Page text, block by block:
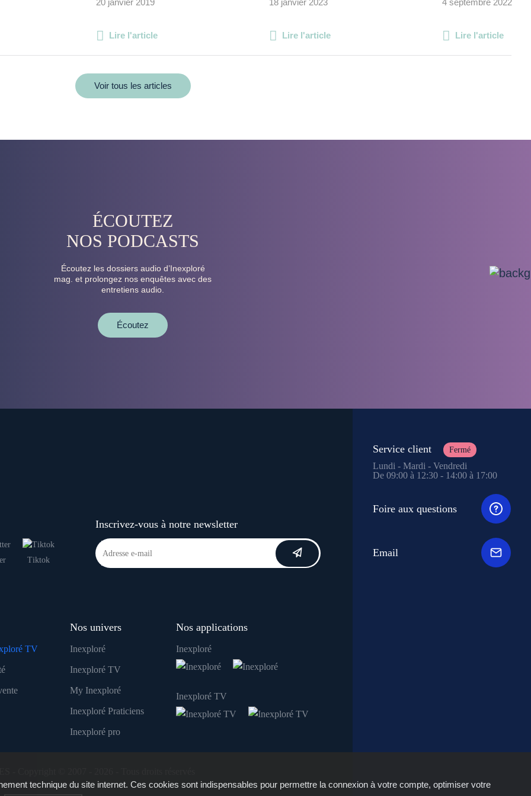
20 janvier 2019
Lire l'article
18 janvier 2023
Lire l'article
4 septembre 2022
Lire l'article
Voir tous les articles
ÉCOUTEZ
NOS PODCASTS
Écoutez les dossiers audio d’Inexploré
mag. et prolongez nos enquêtes avec des
entretiens audio.
Écoutez
Tiktok
Inscrivez-vous à notre newsletter
TV
Nos univers
Inexploré
Inexploré TV
My Inexploré
Inexploré Praticiens
Inexploré pro
Nos applications
Inexploré
Inexploré TV
Service client Fermé
Lundi - Mardi - Vendredi
De 09:00 à 12:30 - 14:00 à 17:00
Foire aux questions
Email
technique du site internet. Ces cookies sont indispensables pour permettre la connexion à votre compte, optimiser votre